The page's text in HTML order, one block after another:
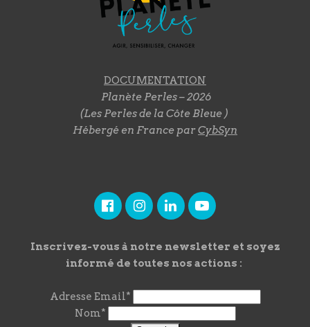
DOCUMENTATION
Planète Perles – 2026
(Les Perles de la Côte Bleue )
Hébergé en France parCybSyn
Inscrivez-vous à notre newsletter et soyez
informé de toutes nos actions :
Adresse Email*
Nom*